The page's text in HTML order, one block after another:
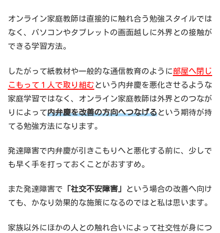
オンライン家庭教師は直接的に触れ合う勉強スタイルでは
なく、パソコンやタブレットの画面越しに外界との接触が
できる学習方法。
したがって紙教材や一般的な通信教育のように部屋へ閉じ
こもって１人で取り組む という内弁慶を悪化させるような
家庭学習ではなく、オンライン家庭教師は外界とのつなが
りによって内弁慶を改善の方向へつなげるという期待が持
てる勉強方法になります。
発達障害で内弁慶が引きこもりへと悪化する前に、少しで
も早く手を打っておくことがおすすめ。
また発達障害で 「社交不安障害」
という場合の改善へ向け
ても、かなり効果的な施策になるのではと私は思います。
家族以外にほかの人との触れ合いによって社交性が身につ